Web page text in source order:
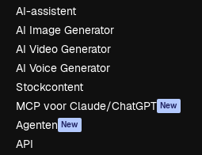
AI-assistent
AI Image Generator
AI Video Generator
AI Voice Generator
Stockcontent
MCP voor Claude/ChatGPT New
Agenten New
API